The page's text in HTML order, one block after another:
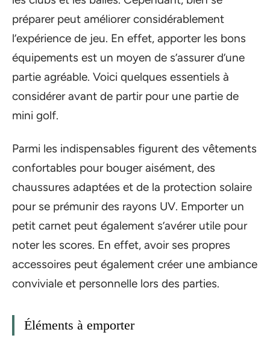
préparer peut améliorer considérablement
l’expérience de jeu. En effet, apporter les bons
équipements est un moyen de s’assurer d’une
partie agréable. Voici quelques essentiels à
considérer avant de partir pour une partie de
mini golf.
Parmi les indispensables figurent des vêtements
confortables pour bouger aisément, des
chaussures adaptées et de la protection solaire
pour se prémunir des rayons UV. Emporter un
petit carnet peut également s’avérer utile pour
noter les scores. En effet, avoir ses propres
accessoires peut également créer une ambiance
conviviale et personnelle lors des parties.
Éléments à emporter